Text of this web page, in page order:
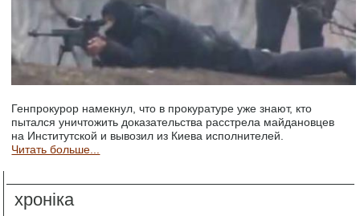
Генпрокурор намекнул, что в прокуратуре уже знают, кто
пытался уничтожить доказательства расстрела майдановцев
на Институтской и вывозил из Киева исполнителей.
Читать больше...
хроніка